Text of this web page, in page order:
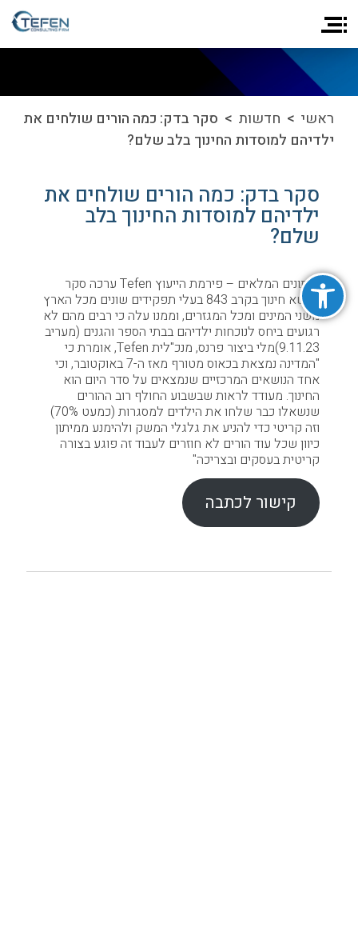
פתח סרגל נגישות
ראשי > חדשות > סקר בדק: כמה הורים שולחים את
ילדיהם למוסדות החינוך בלב שלם?
סקר בדק: כמה הורים שולחים את
ילדיהם למוסדות החינוך בלב
שלם?
הנתונים המלאים – פירמת הייעוץ Tefen ערכה סקר
בנושא חינוך בקרב 843 בעלי תפקידים שונים מכל הארץ
משני המינים ומכל המגזרים, וממנו עלה כי רבים מהם לא
רגועים ביחס לנוכחות ילדיהם בבתי הספר והגנים (מעריב
9.11.23)מלי ביצור פרנס, מנכ"לית Tefen, אומרת כי
"המדינה נמצאת בכאוס מטורף מאז ה-7 באוקטובר, וכי
אחד הנושאים המרכזיים שנמצאים על סדר היום הוא
החינוך. מעודד לראות שבשבוע החולף רוב ההורים
שנשאלו כבר שלחו את הילדים למסגרות (כמעט 70%)
וזה קריטי כדי להניע את גלגלי המשק ולהימנע ממיתון
כיוון שכל עוד הורים לא חוזרים לעבוד זה פוגע בצורה
קריטית בעסקים ובצריכה"
קישור לכתבה